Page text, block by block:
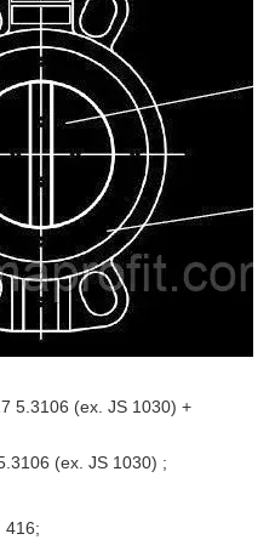
5.3106 (ex. JS 1030) +
(ex. JS 1030) ;
416;